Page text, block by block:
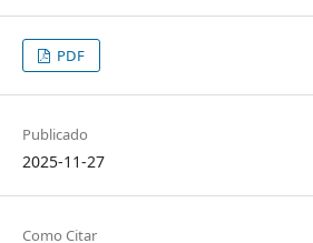
PDF
Publicado
2025-11-27
Como Citar